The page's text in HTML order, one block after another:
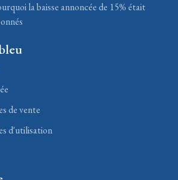
la baisse annoncée de 15% était
de vente
d'utilisation